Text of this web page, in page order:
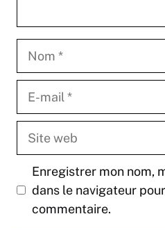
Enregistrer mon nom,
dans le navigateur
commentaire.